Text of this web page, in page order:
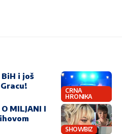
CRNA
HRONIKA
i još
SHOWBIZ
MILJANI I